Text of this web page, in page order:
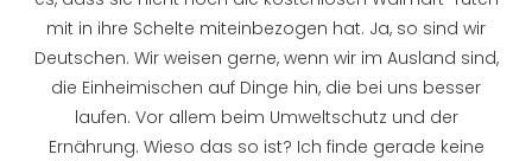
mit in ihre Schelte miteinbezogen hat. Ja, so sind wir
Deutschen. Wir weisen gerne, wenn wir im Ausland sind,
die Einheimischen auf Dinge hin, die bei uns besser
laufen. Vor allem beim Umweltschutz und der
Ernährung. Wieso das so ist? Ich finde gerade keine